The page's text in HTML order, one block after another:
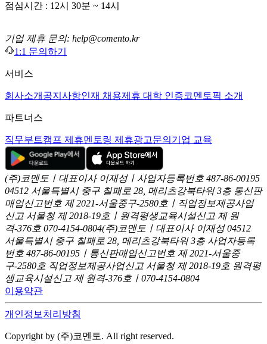
점심시간 : 12시 30분 ~ 14시
기업 제휴 문의: help@comento.kr
1:1 문의하기
서비스
회사소개 공지사항인재 채용제휴 대학 인증코멘토픽 소개
파트너스
직무부트캠프 제휴멘토링 제휴광고문의 기업 교육
(주)코멘토ㅣ대표이사 이재성ㅣ사업자등록번호 487-86-00195
04512 서울특별시 중구 칠패로 28, 메리츠강북타워 3층 통신판
매업신고번호 제 2021-서울중구-2580호ㅣ직업정보제공사업
신고 서울청 제 2018-19호ㅣ원격평생교육시설신고 제 원
격-376호 070-4154-0804(주)코멘토ㅣ대표이사 이재성 04512
서울특별시 중구 칠패로 28, 메리츠강북타워 3층 사업자등록
번호 487-86-00195ㅣ통신판매업신고번호 제 2021-서울중
구-2580호 직업정보제공사업신고 서울청 제 2018-19호 원격평
생교육시설신고 제 원격-376호ㅣ070-4154-0804
이용약관
개인정보처리방침
Copyright by (주)코멘토. All right reserved.